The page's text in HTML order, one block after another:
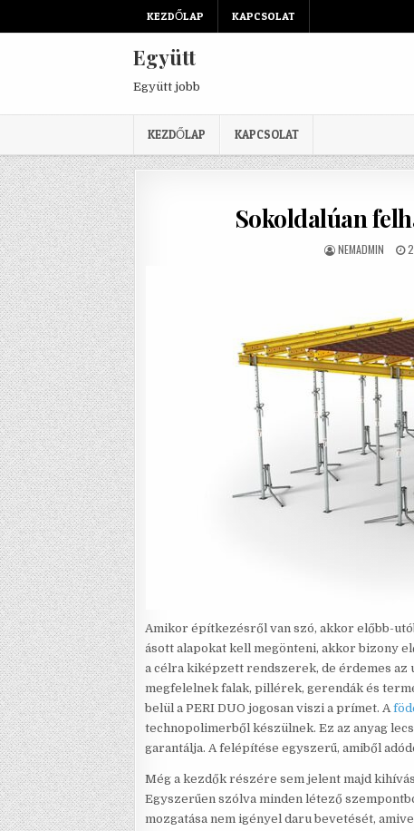
KEZDŐLAP KAPCSOLAT
Együtt
Együtt jobb
KEZDŐLAP KAPCSOLAT
Sokoldalúan
AUTHOR:
NEMADMIN
Amikor építkezésről van szó, akkor előbb-
ásott alapokat kell megönteni, akkor bizony
a célra kiképzett rendszerek, de érdemes
megfelelnek falak, pillérek, gerendák és
belül a PERI DUO jogosan viszi a prímet. A
technopolimerből készülnek. Ez az anyag
garantálja. A felépítése egyszerű, amiből
Még a kezdők részére sem jelent majd
Egyszerűen szólva minden létező
mozgatása nem igényel daru bevetését,